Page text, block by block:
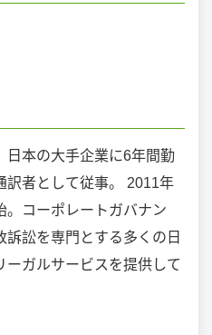
日本の大手企業に6年間勤
訳者として従事。 2011年
。コーポレートガバナン
訴訟を専門とする多くの日
ーガルサービスを提供して